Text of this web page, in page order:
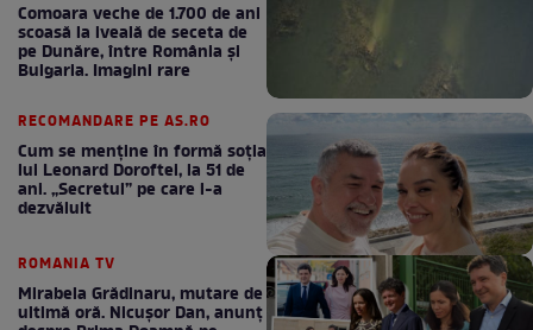
Comoara veche de 1.700 de ani
scoasă la iveală de seceta de
pe Dunăre, între România şi
Bulgaria. Imagini rare
RECOMANDARE PE AS.RO
Cum se menţine în formă soţia
lui Leonard Doroftei, la 51 de
ani. „Secretul” pe care l-a
dezvăluit
ROMANIA TV
Mirabela Grădinaru, mutare de
ultimă oră. Nicuşor Dan, anunţ